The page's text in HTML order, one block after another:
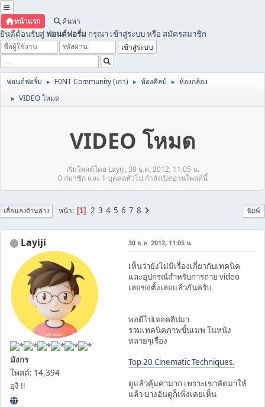
หน้าแรก ค้นหา
ยินดีต้อนรับสู่ ฟอนต์ฟอรั่ม กรุณา เข้าสู่ระบบหรือ สมัครสมาชิก
ฟอนต์ฟอรั่ม ► F0NT Community (เก่า) ► ห้องศิลป์ ► ห้องกล้อง
► VIDEO โหมด
VIDEO โหมด
เริ่มโพสต์โดย Layiji, 30 ธ.ค. 2012, 11:05 น.
0 สมาชิก และ 1 บุคคลทั่วไป กำลังเปิดอ่านโพสต์นี้
พิมพ์
เลื่อนลงด้านล่าง หน้า 1 2 3 4 5 6 7 8
Layiji
มังกร
โพสต์: 14,394
อุงิ !!
30 ธ.ค. 2012, 11:05 น.
เห็นว่ายังไม่มีเรื่องเกี่ยวกับเทคนิค
และอุปกรณ์สำหรับการถ่าย video
เลยขอตั้งเลยแล้วกันครับ
พอดีไปเจอคลิปมา
รวมเทคนิคภาพขั้นเมพ ในหนัง
หลายๆเรื่อง
Top 20 Cinematic Techniques.
ดูแล้วคุ้มค่ามาก เพราะเขาคัดมาให้
แล้ว บางอันตูก็เพิ่งเคยเห็น